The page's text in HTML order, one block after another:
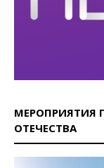
МЕРОПРИЯТИЯ
ОТЕЧЕСТВА